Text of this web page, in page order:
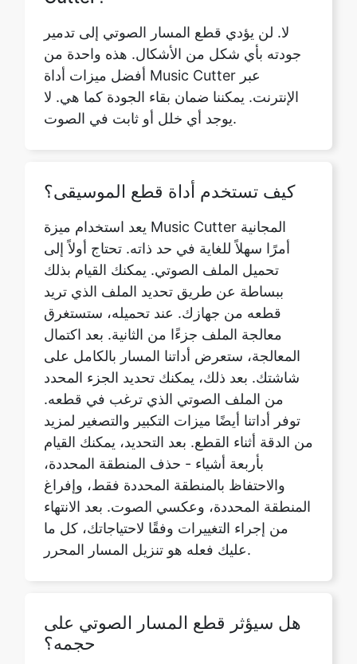
أفضل ميزات أداة Music Cutter عبر
الإنترنت. يمكننا ضمان بقاء الجودة كما هي. لا
يوجد أي خلل أو ثابت في الصوت.
كيف تستخدم أداة قطع الموسيقى؟
أمرًا سهلاً للغاية في حد ذاته. تحتاج أولاً إلى
تحميل الملف الصوتي. يمكنك القيام بذلك
ببساطة عن طريق تحديد الملف الذي تريد
قطعه من جهازك. عند تحميله، ستستغرق
معالجة الملف جزءًا من الثانية. بعد اكتمال
المعالجة، ستعرض أداتنا المسار بالكامل على
شاشتك. بعد ذلك، يمكنك تحديد الجزء المحدد
من الملف الصوتي الذي ترغب في قطعه.
توفر أداتنا أيضًا ميزات التكبير والتصغير لمزيد
من الدقة أثناء القطع. بعد التحديد، يمكنك القيام
بأربعة أشياء - حذف المنطقة المحددة،
والاحتفاظ بالمنطقة المحددة فقط، وإفراغ
المنطقة المحددة، وعكسي الصوت. بعد الانتهاء
من إجراء التغييرات وفقًا لاحتياجاتك، كل ما
عليك فعله هو تنزيل المسار المحرر.
هل سيؤثر قطع المسار الصوتي على
على مستوى الصوت بأي شكل من الأشكال.
يتم تشغيل المسار بنفس مستوى الصوت كما